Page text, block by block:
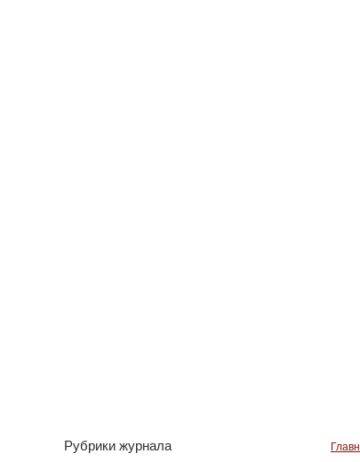
Рубрики журнала